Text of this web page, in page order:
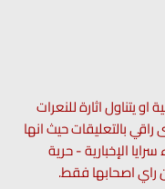
يتناول اثارة للنعرات
بالتعليقات حيث انها
الإخبارية - حرية
راي اصحابها فقط.